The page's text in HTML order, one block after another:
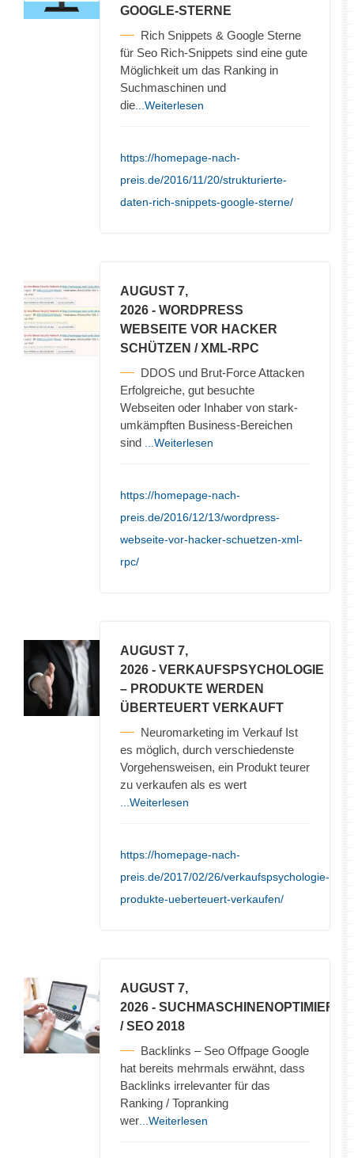
GOOGLE-STERNE
Rich Snippets & Google Sterne
für Seo Rich-Snippets sind eine gute
Möglichkeit um das Ranking in
Suchmaschinen und
die ...Weiterlesen
https://homepage-nach-
preis.de/2016/11/20/strukturierte-
daten-rich-snippets-google-sterne/
AUGUST 7,
2026 - WORDPRESS
WEBSEITE VOR HACKER
SCHÜTZEN / XML-RPC
DDOS und Brut-Force Attacken
Erfolgreiche, gut besuchte
Webseiten oder Inhaber von stark-
umkämpften Business-Bereichen
sind
...Weiterlesen
https://homepage-nach-
preis.de/2016/12/13/wordpress-
webseite-vor-hacker-schuetzen-xml-
rpc/
AUGUST 7,
2026 - VERKAUFSPSYCHOLOGIE
– PRODUKTE WERDEN
ÜBERTEUERT VERKAUFT
Neuromarketing im Verkauf Ist
es möglich, durch verschiedenste
Vorgehensweisen, ein Produkt teurer
zu verkaufen als es wert
...Weiterlesen
https://homepage-nach-
preis.de/2017/02/26/verkaufspsychologie-
produkte-ueberteuert-verkaufen/
AUGUST 7,
2026 -
/ SEO 2018
Backlinks – Seo Offpage Google
hat bereits mehrmals erwähnt, dass
Backlinks irrelevanter für das
Ranking / Topranking
wer ...Weiterlesen